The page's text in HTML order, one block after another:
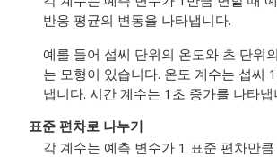
반응 평균의 변동을 나타냅니다.
예를 들어 섭씨 단위의 온도와 초 단위
는 모형이 있습니다. 온도 계수는 섭씨
냅니다. 시간 계수는 1초 증가를 나타냅
표준 편차로 나누기
각 계수는 예측 변수가 1 표준 편차만